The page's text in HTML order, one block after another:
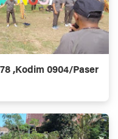
,Kodim 0904/Paser